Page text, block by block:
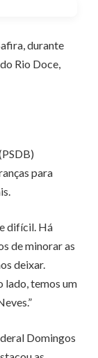
durante
Rio Doce,
para
difícil. Há
de minorar as
deixar.
lado, temos um
Domingos